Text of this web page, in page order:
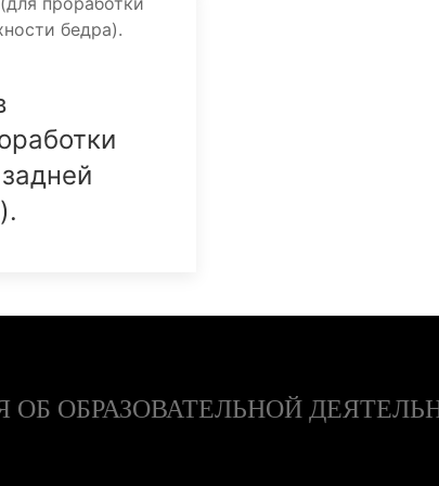
ОБ ОБРАЗОВАТЕЛЬНОЙ